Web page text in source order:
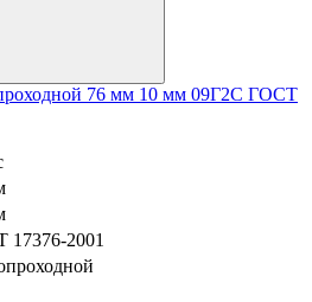
76 мм 10 мм 09Г2С ГОСТ
2001